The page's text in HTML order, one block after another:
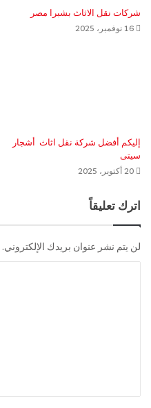
شركات نقل الاثاث بشبرا مصر
16 نوفمبر، 2025
إليكم أفضل شركة نقل اثاث أشجار
سيتى
20 أكتوبر، 2025
اترك تعليقاً
لن يتم نشر عنوان بريدك الإلكتروني.